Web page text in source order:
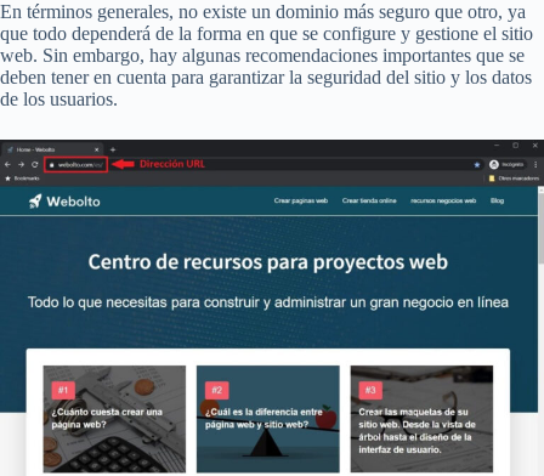
En términos generales, no existe un dominio más seguro que otro, ya
que todo dependerá de la forma en que se configure y gestione el sitio
web. Sin embargo, hay algunas recomendaciones importantes que se
deben tener en cuenta para garantizar la seguridad del sitio y los datos
de los usuarios.